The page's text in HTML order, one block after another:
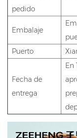
pedido
Embalaje
Puerto
Fecha de
entrega
En